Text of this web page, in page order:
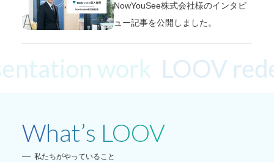
NowYouSee株式会社様のインタビ
ュー記事を公開しました。
workLOOV
What’s LOOV
私たちがやっていること